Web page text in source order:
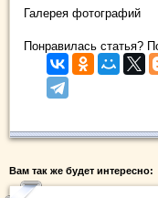
Галерея фотографий
Понравилась статья?
Вам так же будет интересно: